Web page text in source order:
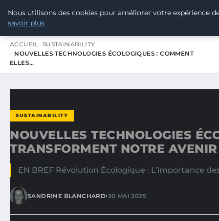
TOUR DE FRANCE POUR LE
ACCUEIL SUSTAINABILITY
NOUVELLES TECHNOLOGIES ÉCOLOGIQUES : COMMENT
ELLES…
SUSTAINABILITY
NOUVELLES TECHNOLOGIES
TRANSFORMENT NOTRE
EN BREF Révolution Écologique : L’importance
SANDRINE BLANCHARD•30 MAI 2025
Nous utilisons des cookies pour améliorer votre expérience
savoir plus